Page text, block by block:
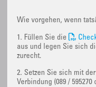
Wie vorgehen, wenn
1. Füllen Sie die
aus und legen Sie sich
zurecht.
2. Setzen Sie sich mit der
Verbindung (089 / 595270